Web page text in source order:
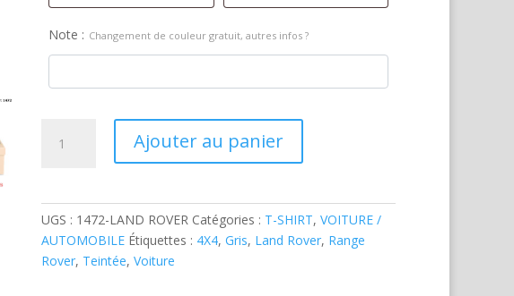
Note : Changement de couleur gratuit, autres infos ?
Ajouter au panier
UGS : 1472-LAND ROVER Catégories : T-SHIRT,VOITURE /
AUTOMOBILE Étiquettes : 4X4,Gris, Land Rover, Range
Rover, Teintée,Voiture